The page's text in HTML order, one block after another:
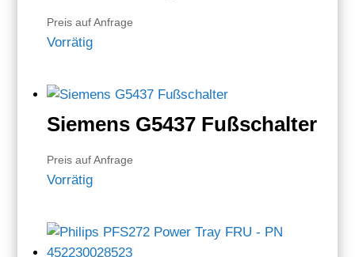
Preis auf Anfrage
Vorrätig
Siemens G5437 Fußschalter
Preis auf Anfrage
Vorrätig